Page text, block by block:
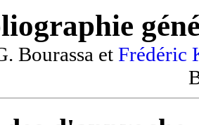
Bourassa et Frédéric